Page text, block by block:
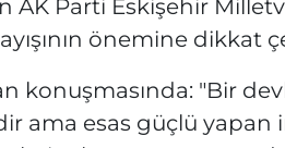
AK Parti Eskişehir
önemine dikkat
konuşmasında: "Bir
ama esas güçlü